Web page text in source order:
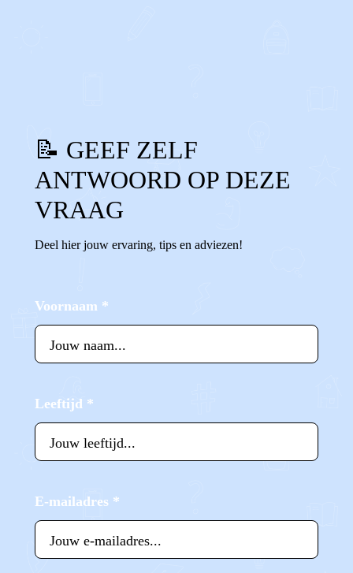
📝 GEEF ZELF
ANTWOORD OP DEZE
VRAAG
Deel hier jouw ervaring, tips en adviezen!
Voornaam *
Leeftijd *
E-mailadres *